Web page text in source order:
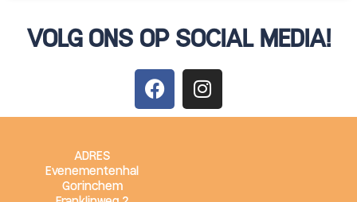
VOLG ONS OP SOCIAL MEDIA!
ADRES
Evenementenhal
Gorinchem